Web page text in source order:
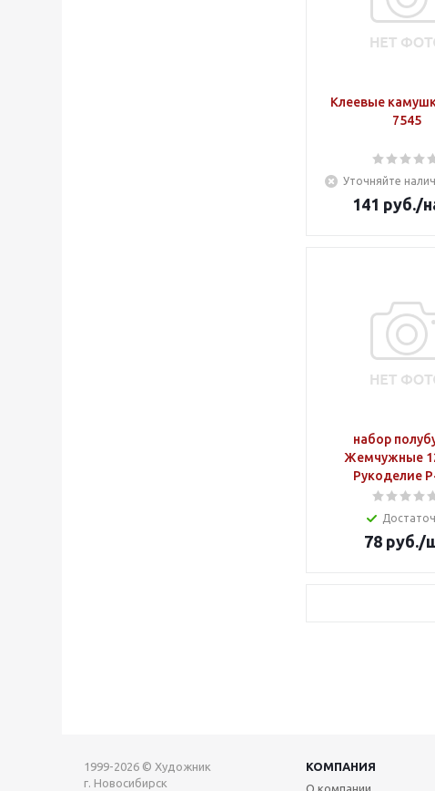
Клеевые
7545
Уточняйте
141 руб./
набор
Жемчужные
Рукоделие
78руб./
1999-2026 © Художник
г. Новосибирск
КОМПАНИЯ
О компании